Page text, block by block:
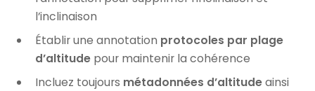
l’inclinaison
Établir une annotation protocoles par plage
d’altitudepour maintenir la cohérence
Incluez toujours métadonnées d’altitudeainsi